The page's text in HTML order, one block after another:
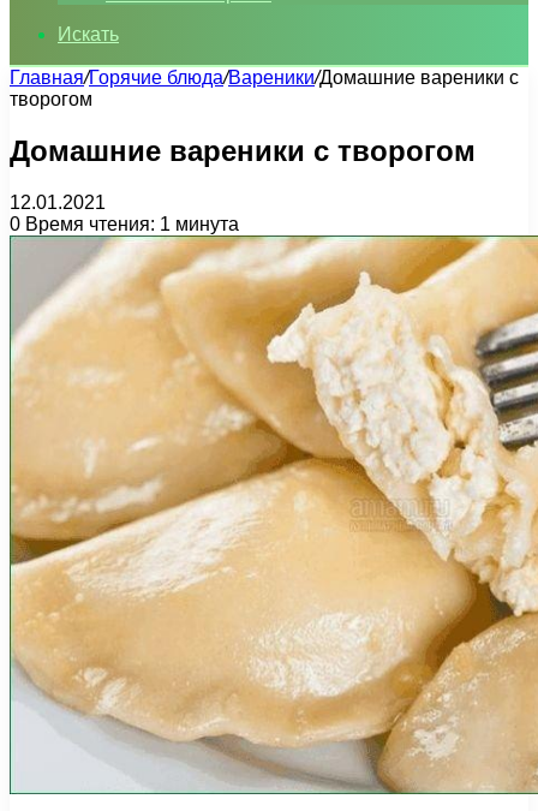
Искать
Главная/Горячие блюда/Вареники/Домашние вареники с
творогом
Домашние вареники с творогом
12.01.2021
0 Время чтения: 1 минута